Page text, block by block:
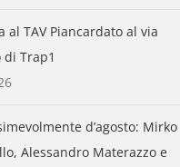
al TAV Piancardato al via
di Trap1
d’agosto: Mirko
Alessandro Materazzo e